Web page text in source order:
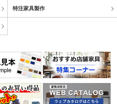
特注家具製作